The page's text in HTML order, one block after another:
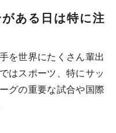
ある日は特に注
を世界にたくさん輩出
はスポーツ、特にサッ
グの重要な試合や国際